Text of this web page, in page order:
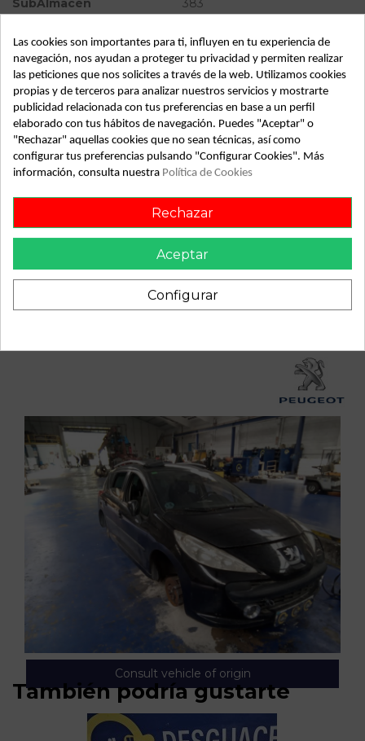
SubAlmacén
383
ID: 855461
Fecha disponible: 2026-05-21
Descripción
Recambio de abs para peugeot 207 sw confort 1.4 vti 16v 95
Vehículo de origen
Consult vehicle of origin
También podría gustarte
Las cookies son importantes para ti, influyen en tu experiencia de
navegación, nos ayudan a proteger tu privacidad y permiten realizar
las peticiones que nos solicites a través de la web. Utilizamos cookies
propias y de terceros para analizar nuestros servicios y mostrarte
publicidad relacionada con tus preferencias en base a un perfil
elaborado con tus hábitos de navegación. Puedes "Aceptar" o
"Rechazar" aquellas cookies que no sean técnicas, así como
configurar tus preferencias pulsando "Configurar Cookies". Más
información, consulta nuestra Política de Cookies
Rechazar
Aceptar
Configurar